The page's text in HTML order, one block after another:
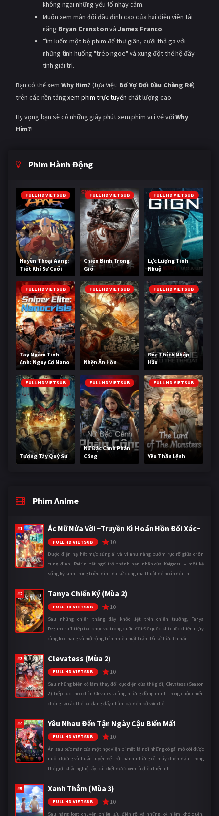
không ngại những yếu tố nhạy cảm.
Muốn xem màn đối đầu đỉnh cao của hai diễn viên tài
năng Bryan Cranston và James Franco.
Tìm kiếm một bộ phim để thư giãn, cười thả ga với
những tình huống "tréo ngoe" và xung đột thế hệ đầy
tính giải trí.
Bạn có thể xem Why Him? (tựa Việt: Bố Vợ Đối Đầu Chàng Rể)
trên các nền tảng xem phim trực tuyến chất lượng cao.
Hy vọng bạn sẽ có những giây phút xem phim vui vẻ với Why
Him?!
Phim Hành Động
FULL HD VIETSUB
Huyền Thoại Aang:
Tiết Khí Sư Cuối
Cùng
FULL HD VIETSUB
Chiến Binh Trong
Gió
FULL HD VIETSUB
Lực Lượng Tinh
Nhuệ
FULL HD VIETSUB
Tay Ngắm Tinh
Anh: Nguy Cơ Nano
FULL HD VIETSUB
Nhện Ăn Hồn
FULL HD VIETSUB
Độc Thích Nhập
Hầu
FULL HD VIETSUB
Tương Tây Quỷ Sự
FULL HD VIETSUB
Nữ Đặc Cảnh Phản
Công
FULL HD VIETSUB
Yêu Thần Lệnh
Phim Anime
#1 Ác Nữ Nửa Vời ~Truyền Kì Hoán Hồn Đổi Xác~
FULL HD VIETSUB 10
Được điện hạ hết mực sủng ái và ví như nàng bướm rực rỡ giữa chốn
cung đình, Reirin bất ngờ trở thành nạn nhân của Keigetsu – một kẻ
sống ký sinh trong triều đình đã sử dụng ma thuật để hoán đổi th ...
#2 Tanya Chiến Ký (Mùa 2)
FULL HD VIETSUB 10
Sau những chiến thắng đầy khốc liệt trên chiến trường, Tanya
Degurechaff tiếp tục phục vụ trong quân đội Đế quốc khi cuộc chiến ngày
càng leo thang và mở rộng trên nhiều mặt trận. Dù sở hữu tài năn ...
#3 Clevatess (Mùa 2)
FULL HD VIETSUB 10
Sau những biến cố làm thay đổi cục diện của thế giới, Clevatess (Season
2) tiếp tục theo chân Clevatess cùng những đồng minh trong cuộc chiến
chống lại các thế lực đang đẩy nhân loại đến bờ vực diệ ...
#4 Yêu Nhau Đến Tận Ngày Cậu Biến Mất
FULL HD VIETSUB 10
Ẩn sau bức màn của một học viện bí mật là nơi những cô gái mồ côi được
nuôi dưỡng và huấn luyện để trở thành những cỗ máy chiến đấu. Trong
thế giới khắc nghiệt ấy, cái chết được xem là điều hiển nh ...
#5 Xanh Thẳm (Mùa 3)
FULL HD VIETSUB 10
Sau hàng loạt chuyến phiêu lưu điên rồ và những kỷ niệm khó quên,